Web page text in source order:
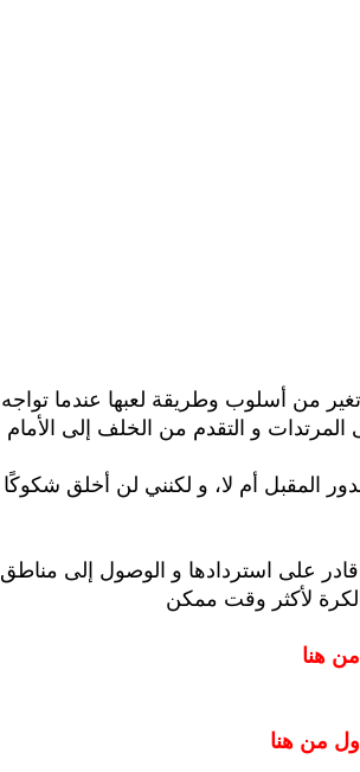
من أسلوب وطريقة لعبها عندما تواجه
و التقدم من الخلف إلى الأمام
المقبل أم لا، و لكنني لن أخلق شكوكًا
على استردادها و الوصول إلى مناطق
لأكثر وقت ممكن
هنا
من هنا